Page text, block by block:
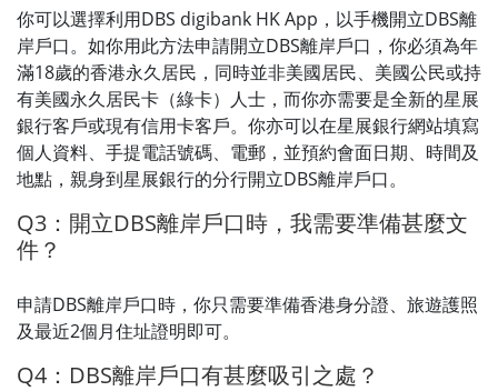
你可以選擇利用DBS digibank HK App，以手機開立DBS離
岸戶口。如你用此方法申請開立DBS離岸戶口，你必須為年
滿18歲的香港永久居民，同時並非美國居民、美國公民或持
有美國永久居民卡（綠卡）人士，而你亦需要是全新的星展
銀行客戶或現有信用卡客戶。你亦可以在星展銀行網站填寫
個人資料、手提電話號碼、電郵，並預約會面日期、時間及
地點，親身到星展銀行的分行開立DBS離岸戶口。
Q3：開立DBS離岸戶口時，我需要準備甚麼文
件？
申請DBS離岸戶口時，你只需要準備香港身分證、旅遊護照
及最近2個月住址證明即可。
Q4：DBS離岸戶口有甚麼吸引之處？